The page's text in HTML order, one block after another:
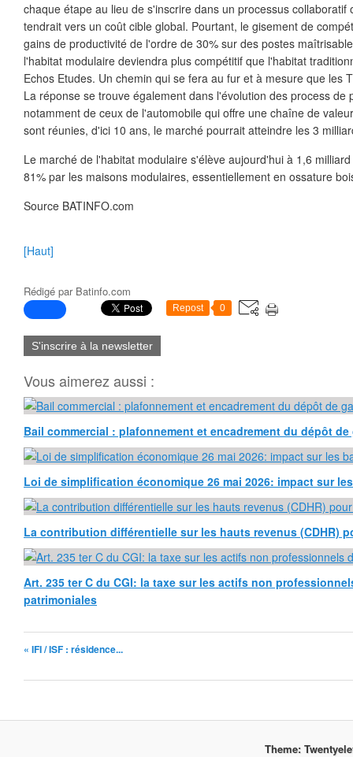
chaque étape au lieu de s'inscrire dans un processus collaboratif
tendrait vers un coût cible global. Pourtant, le gisement de
gains de productivité de l'ordre de 30% sur des postes
l'habitat modulaire deviendra plus compétitif que l'habitat
Echos Etudes. Un chemin qui se fera au fur et à mesure que les
La réponse se trouve également dans l'évolution des process de
notamment de ceux de l'automobile qui offre une chaîne de
sont réunies, d'ici 10 ans, le marché pourrait atteindre les 3
Le marché de l'habitat modulaire s'élève aujourd'hui à 1,6
81% par les maisons modulaires, essentiellement en ossature
Source BATINFO.com
[Haut]
Rédigé par Batinfo.com
Repost 0
S'inscrire à la newsletter
Vous aimerez aussi :
Bail commercial : plafonnement et encadrement du dépôt de
Loi de simplification économique 26 mai 2026: impact sur
La contribution différentielle sur les hauts revenus (CDHR)
Art. 235 ter C du CGI: la taxe sur les actifs non
patrimoniales
« IFI / ISF : résidence...
Theme: